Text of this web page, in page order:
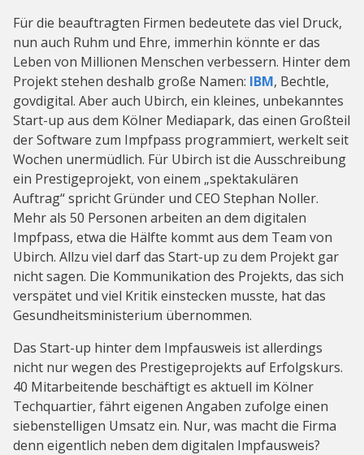
Für die beauftragten Firmen bedeutete das viel Druck,
nun auch Ruhm und Ehre, immerhin könnte er das
Leben von Millionen Menschen verbessern. Hinter dem
Projekt stehen deshalb große Namen: IBM, Bechtle,
govdigital. Aber auch Ubirch, ein kleines, unbekanntes
Start-up aus dem Kölner Mediapark, das einen Großteil
der Software zum Impfpass programmiert, werkelt seit
Wochen unermüdlich. Für Ubirch ist die Ausschreibung
ein Prestigeprojekt, von einem „spektakulären
Auftrag“ spricht Gründer und CEO Stephan Noller.
Mehr als 50 Personen arbeiten an dem digitalen
Impfpass, etwa die Hälfte kommt aus dem Team von
Ubirch. Allzu viel darf das Start-up zu dem Projekt gar
nicht sagen. Die Kommunikation des Projekts, das sich
verspätet und viel Kritik einstecken musste, hat das
Gesundheitsministerium übernommen.
Das Start-up hinter dem Impfausweis ist allerdings
nicht nur wegen des Prestigeprojekts auf Erfolgskurs.
40 Mitarbeitende beschäftigt es aktuell im Kölner
Techquartier, fährt eigenen Angaben zufolge einen
siebenstelligen Umsatz ein. Nur, was macht die Firma
denn eigentlich neben dem digitalen Impfausweis?